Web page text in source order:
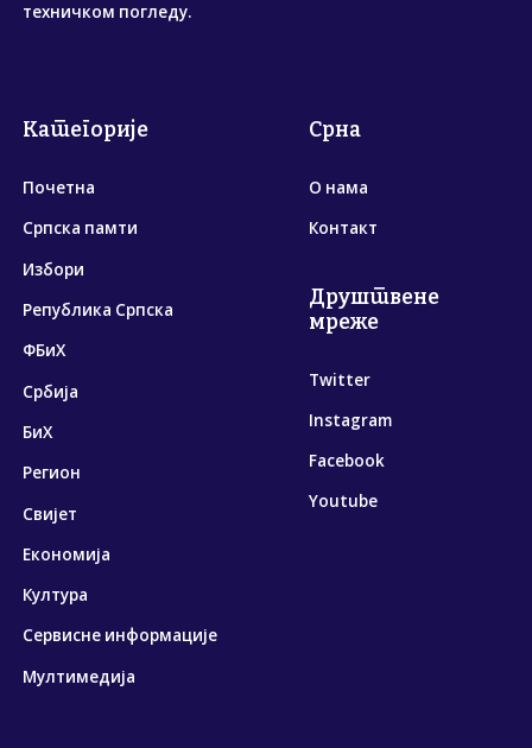
техничком погледу.
Категорије
Почетна
Српска памти
Избори
Република Српска
ФБиХ
Србија
БиХ
Регион
Свијет
Економија
Култура
Сервисне информације
Мултимедија
Срна
О нама
Контакт
Друштвене
мреже
Twitter
Instagram
Facebook
Youtube